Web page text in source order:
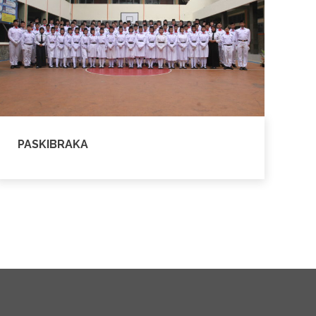
PASKIBRAKA